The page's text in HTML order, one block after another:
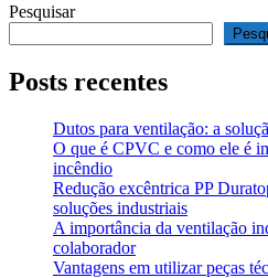
Pesquisar
Posts recentes
Dutos para ventilação: a
O que é CPVC e como ele é
incêndio
Redução excêntrica PP
soluções industriais
A importância da ventilação
colaborador
Vantagens em utilizar peças